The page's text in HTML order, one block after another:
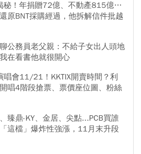
秘！年捐贈72億、不動產815億…
原BNT採購經過，他拆解信件批越
公務員老父親：不給子女出人頭地
在看書他就很開心
唱會11/21！KKTIX開賣時間？利
唱4階段搶票、票價座位圖、粉絲
臻鼎-KY、金居、尖點...PCB買誰
這檔」爆炸性強漲，11月末升段